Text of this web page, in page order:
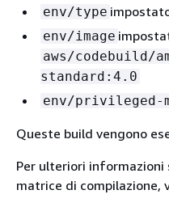
env/type
env/image
aws/codebuild/
standard:4.0
env/privileged-
Queste build vengono
Per ulteriori informazioni
matrice di compilazione,